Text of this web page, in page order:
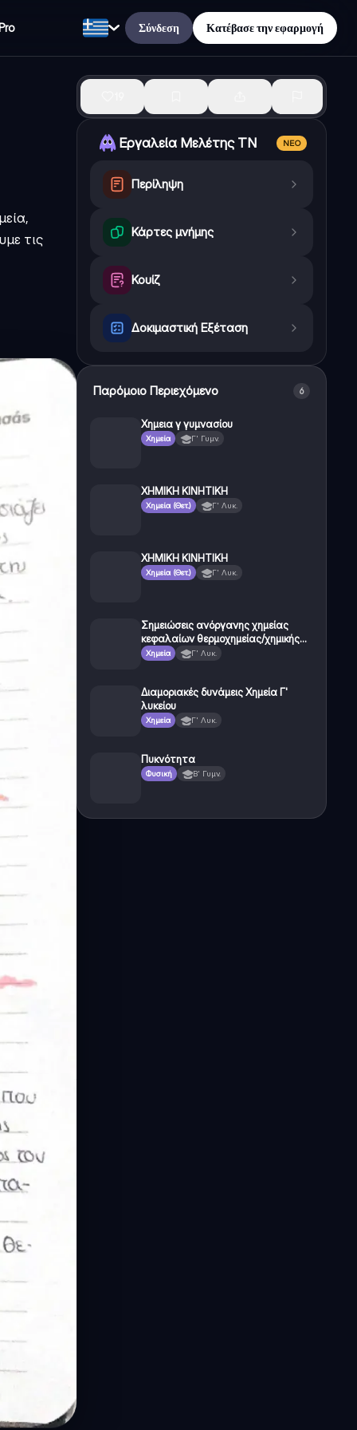
Σύνδεση Κατέβασε την εφαρμογή
τις
Εργαλεία Μελέτης ΤΝ ΝΈΟ
Περίληψη
Κάρτες μνήμης
Κουίζ
Δοκιμαστική Εξέταση
Παρόμοιο Περιεχόμενο 6
Χημεια γ γυμνασίου
Χημεία Γ' Γυμν.
ΧΗΜΙΚΗ ΚΙΝΗΤΙΚΗ
Χημεία (Θετ.) Γ' Λυκ.
ΧΗΜΙΚΗ ΚΙΝΗΤΙΚΗ
Χημεία (Θετ.) Γ' Λυκ.
Σημειώσεις ανόργανης χημείας
κεφαλαίων θερμοχημείας/χημικής
κινητικής για πανελληνιες 2026
Χημεία Γ' Λυκ.
Διαμοριακές δυνάμεις Χημεία Γ'
λυκείου
Χημεία Γ' Λυκ.
Πυκνότητα
Φυσική Β' Γυμν.